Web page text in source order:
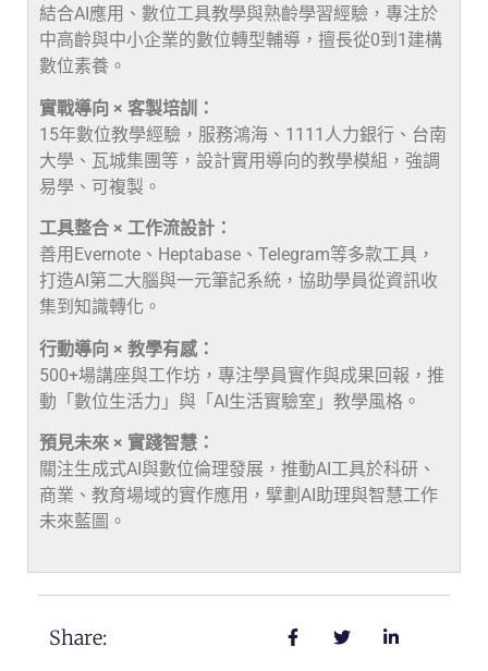
結合AI應用、數位工具教學與熟齡學習經驗，專注於
中高齡與中小企業的數位轉型輔導，擅長從0到1建構
數位素養。
實戰導向 × 客製培訓：
15年數位教學經驗，服務鴻海、1111人力銀行、台南
大學、瓦城集團等，設計實用導向的教學模組，強調
易學、可複製。
工具整合 × 工作流設計：
善用Evernote、Heptabase、Telegram等多款工具，
打造AI第二大腦與一元筆記系統，協助學員從資訊收
集到知識轉化。
行動導向 × 教學有感：
500+場講座與工作坊，專注學員實作與成果回報，推
動「數位生活力」與「AI生活實驗室」教學風格。
預見未來 × 實踐智慧：
關注生成式AI與數位倫理發展，推動AI工具於科研、
商業、教育場域的實作應用，擘劃AI助理與智慧工作
未來藍圖。
Share: